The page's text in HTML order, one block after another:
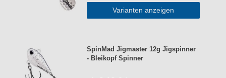
Varianten anzeigen
SpinMad Jigmaster 12g Jigspinner
- Bleikopf Spinner